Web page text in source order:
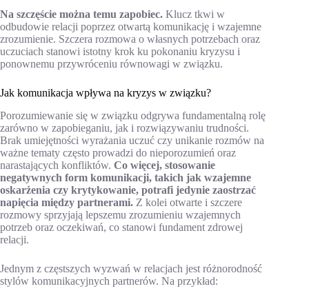
Na szczęście można temu zapobiec. Klucz tkwi w
odbudowie relacji poprzez otwartą komunikację i wzajemne
zrozumienie. Szczera rozmowa o własnych potrzebach oraz
uczuciach stanowi istotny krok ku pokonaniu kryzysu i
ponownemu przywróceniu równowagi w związku.
Jak komunikacja wpływa na kryzys w związku?
Porozumiewanie się w związku odgrywa fundamentalną rolę
zarówno w zapobieganiu, jak i rozwiązywaniu trudności.
Brak umiejętności wyrażania uczuć czy unikanie rozmów na
ważne tematy często prowadzi do nieporozumień oraz
narastających konfliktów. Co więcej, stosowanie
negatywnych form komunikacji, takich jak wzajemne
oskarżenia czy krytykowanie, potrafi jedynie zaostrzać
napięcia między partnerami. Z kolei otwarte i szczere
rozmowy sprzyjają lepszemu zrozumieniu wzajemnych
potrzeb oraz oczekiwań, co stanowi fundament zdrowej
relacji.
Jednym z częstszych wyzwań w relacjach jest różnorodność
stylów komunikacyjnych partnerów. Na przykład: